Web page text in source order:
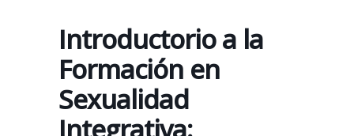
Introductorio a la
Formación en
Sexualidad